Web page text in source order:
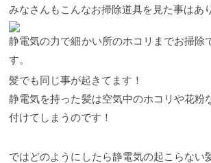
みなさんもこんなお掃除道具を見た事はあ
静電気の力で細かい所のホコリまでお掃除
す。
髪でも同じ事が起きてます！
静電気を持った髪は空気中のホコリや花粉
付けてしまうのです！
ではどのようにしたら静電気の起こらない